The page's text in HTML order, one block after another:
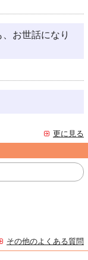
お世話になり
更に見る
その他のよくある質問